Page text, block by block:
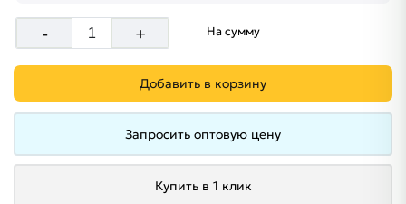
- + На сумму
Добавить в корзину
Запросить оптовую цену
Купить в 1 клик